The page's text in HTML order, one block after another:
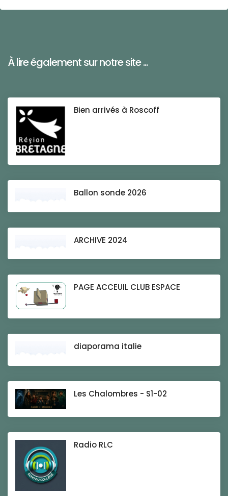
À lire également sur notre site ...
Bien arrivés à Roscoff
Ballon sonde 2026
ARCHIVE 2024
PAGE ACCEUIL CLUB ESPACE
diaporama italie
Les Chalombres - S1-02
Radio RLC